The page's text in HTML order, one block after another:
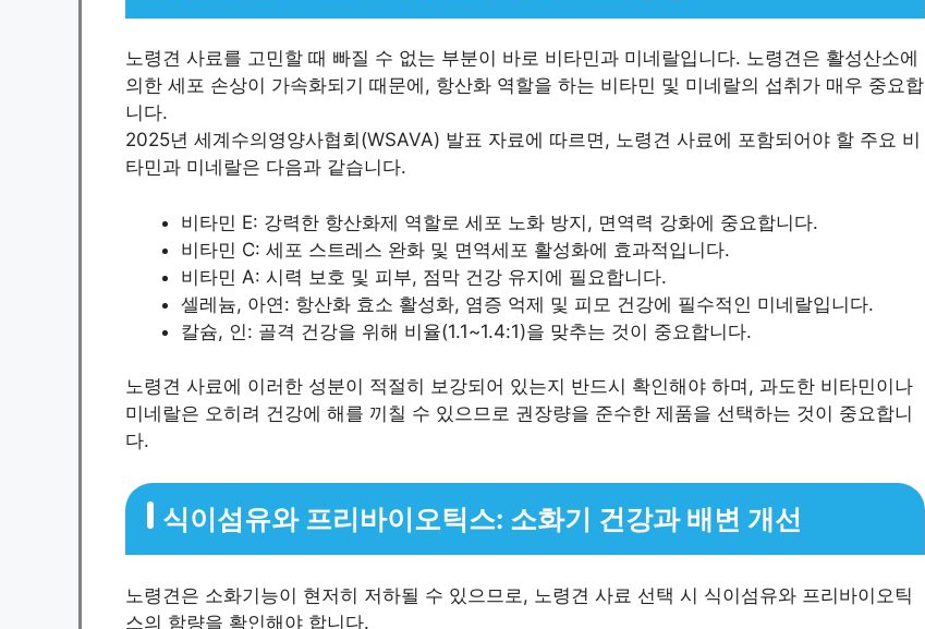
노령견 사료를 고민할 때 빠질 수 없는 부분이 바로 비타민과 미네랄입니다. 노령견은 활성산소에
의한 세포 손상이 가속화되기 때문에, 항산화 역할을 하는 비타민 및 미네랄의 섭취가 매우 중요합
니다.
2025년 세계수의영양사협회(WSAVA) 발표 자료에 따르면, 노령견 사료에 포함되어야 할 주요 비
타민과 미네랄은 다음과 같습니다.
비타민 E: 강력한 항산화제 역할로 세포 노화 방지, 면역력 강화에 중요합니다.
비타민 C: 세포 스트레스 완화 및 면역세포 활성화에 효과적입니다.
비타민 A: 시력 보호 및 피부, 점막 건강 유지에 필요합니다.
셀레늄, 아연: 항산화 효소 활성화, 염증 억제 및 피모 건강에 필수적인 미네랄입니다.
칼슘, 인: 골격 건강을 위해 비율(1.1~1.4:1)을 맞추는 것이 중요합니다.
노령견 사료에 이러한 성분이 적절히 보강되어 있는지 반드시 확인해야 하며, 과도한 비타민이나
미네랄은 오히려 건강에 해를 끼칠 수 있으므로 권장량을 준수한 제품을 선택하는 것이 중요합니
다.
식이섬유와 프리바이오틱스: 소화기 건강과 배변 개선
노령견은 소화기능이 현저히 저하될 수 있으므로, 노령견 사료 선택 시 식이섬유와 프리바이오틱
스의 함량을 확인해야 합니다.